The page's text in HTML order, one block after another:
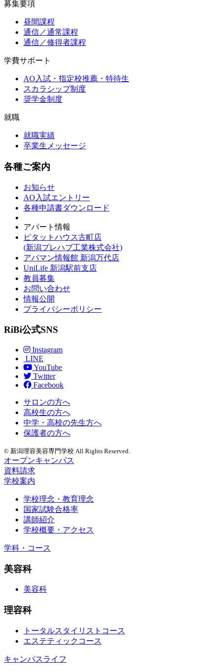
募集要項
昼間課程
通信／通常課程
通信／修得者課程
学費サポート
AO入試・指定校推薦・特待生
スカラシップ制度
奨学金制度
就職
就職実績
卒業生メッセージ
各種ご案内
お知らせ
AO入試エントリー
各種申請書ダウンロード
アパート情報
ピタットハウス古町店
(新潟プレハブ工業株式会社)
アパマン情報館 新潟万代店
UniLife 新潟駅前支店
教員募集
お問い合わせ
情報公開
プライバシーポリシー
RiBi公式SNS
Instagram
LINE
YouTube
Twitter
Facebook
サロンの方へ
高校生の方へ
中学・高校の先生方へ
保護者の方へ
© 新潟理容美容専門学校 All Rights Reserved.
オープンキャンパス
資料請求
学校案内
学校理念・教育理念
国家試験合格率
講師紹介
学校概要・アクセス
学科・コース
美容科
美容科
理容科
トータルスタイリストコース
エステティックコース
キャンパスライフ